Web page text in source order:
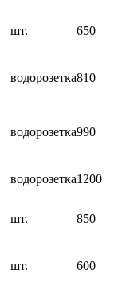
шт. 650
водорозетка810
водорозетка990
водорозетка1200
шт. 850
шт. 600